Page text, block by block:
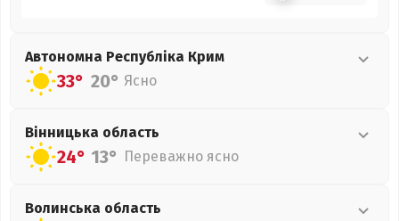
Автономна Республіка Крим
33° 20° Ясно
Вінницька область
24° 13° Переважно ясно
Волинська область